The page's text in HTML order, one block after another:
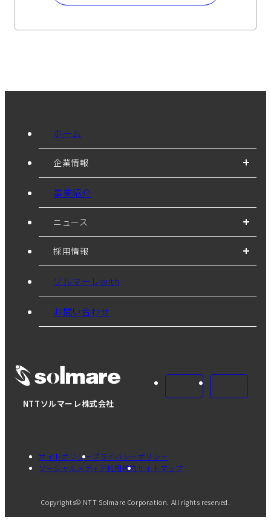
NTTソルマーレ株式会社
ホーム
企業情報
事業紹介
ニュース
採用情報
ソルマーレwith
お問い合わせ
サイトポリシープライバシーポリシー
ソーシャルメディア利用規約サイトマップ
Copyrights© NTT Solmare Corporation. All rights reserved.